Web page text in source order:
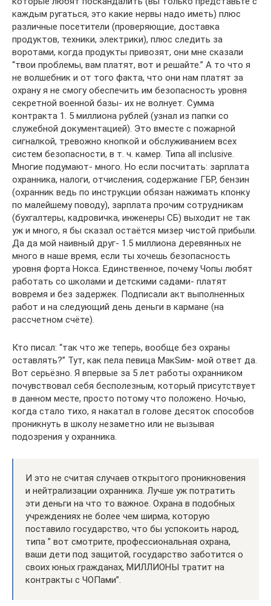
каждым ругаться, это какие нервы надо иметь) плюс
различные посетители (проверяющие, доставка
продуктов, техники, электрики), плюс следить за
воротами, когда продукты привозят, они мне сказали
“твои проблемы, вам платят, вот и решайте.” А то что я
не волшебник и от того факта, что они нам платят за
охрану я не смогу обеспечить им безопасность уровня
секретной военной базы- их не волнует. Сумма
контракта 1. 5 миллиона рублей (узнал из папки со
служебной документацией). Это вместе с пожарной
сигналкой, тревожно кнопкой и обслуживанием всех
систем безопасности, в т. ч. камер. Типа all inclusive.
Многие подумают- много. Но если посчитать: зарплата
охранника, налоги, отчисления, содержание ГБР, бензин
(охранник ведь по инструкции обязан нажимать кпонку
по малейшему поводу), зарплата прочим сотрудникам
(бухгалтеры, кадровичка, инженеры СБ) выходит не так
уж и много, я бы сказал остаётся мизер чистой прибыли.
Да да мой наивный друг- 1.5 миллиона деревянных не
много в наше время, если ты хочешь безопасность
уровня форта Нокса. Единственное, почему Чопы любят
работать со школами и детскими садами- платят
вовремя и без задержек. Подписали акт выполненных
работ и на следующий день деньги в кармане (на
рассчетном счёте).
Кто писал: “так что же теперь, вообще без охраны
оставлять?” Тут, как пела певица МакSим- мой ответ да.
Вот серьёзно. Я впервые за 5 лет работы охранником
почувствовал себя бесполезным, который присутствует
в данном месте, просто потому что положено. Ночью,
когда стало тихо, я накатал в голове десяток способов
проникнуть в школу незаметно или не вызывая
подозрения у охранника.
И это не считая случаев открытого проникновения
и нейтрализации охранника. Лучше уж потратить
эти деньги на что то важное. Охрана в подобных
учреждениях не более чем ширма, которую
поставило государство, что бы успокоить народ,
типа ” вот смотрите, профессиональная охрана,
ваши дети под защитой, государство заботится о
своих юных гражданах, МИЛЛИОНЫ тратит на
контракты с ЧОПами”.